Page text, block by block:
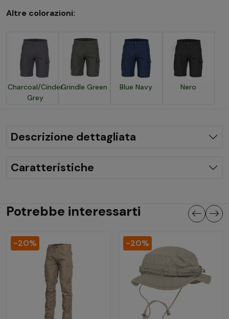
Altre colorazioni:
Charcoal/Cinder
Grey
Grindle Green Blue Navy Nero
Descrizione dettagliata
Caratteristiche
Potrebbe interessarti
-20% -20%